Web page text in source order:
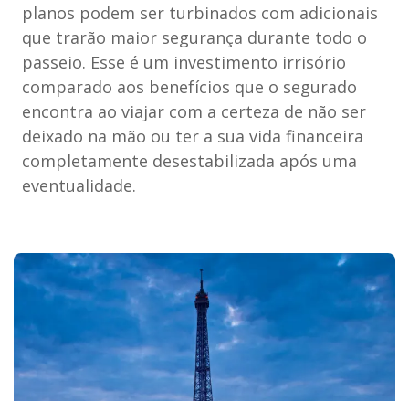
planos podem ser turbinados com adicionais
que trarão maior segurança durante todo o
passeio. Esse é um investimento irrisório
comparado aos benefícios que o segurado
encontra ao viajar com a certeza de não ser
deixado na mão ou ter a sua vida financeira
completamente desestabilizada após uma
eventualidade.